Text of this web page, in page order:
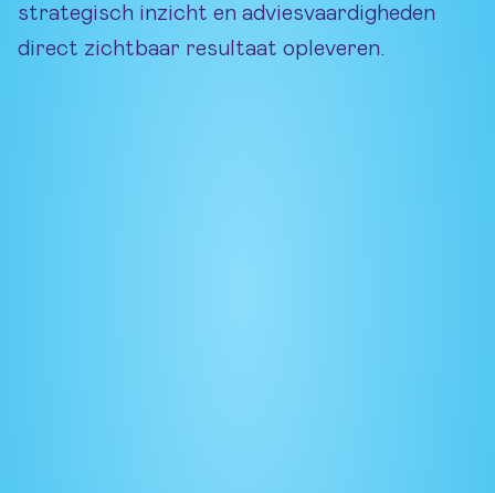
strategisch inzicht en adviesvaardigheden
direct zichtbaar resultaat opleveren.